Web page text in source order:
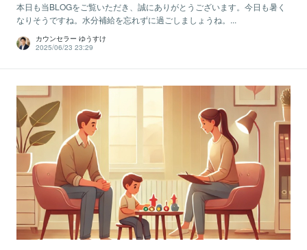
本日も当BLOGをご覧いただき、誠にありがとうございます。今日も暑く
なりそうですね。水分補給を忘れずに過ごしましょうね。...
カウンセラー ゆうすけ
2025/06/23 23:29